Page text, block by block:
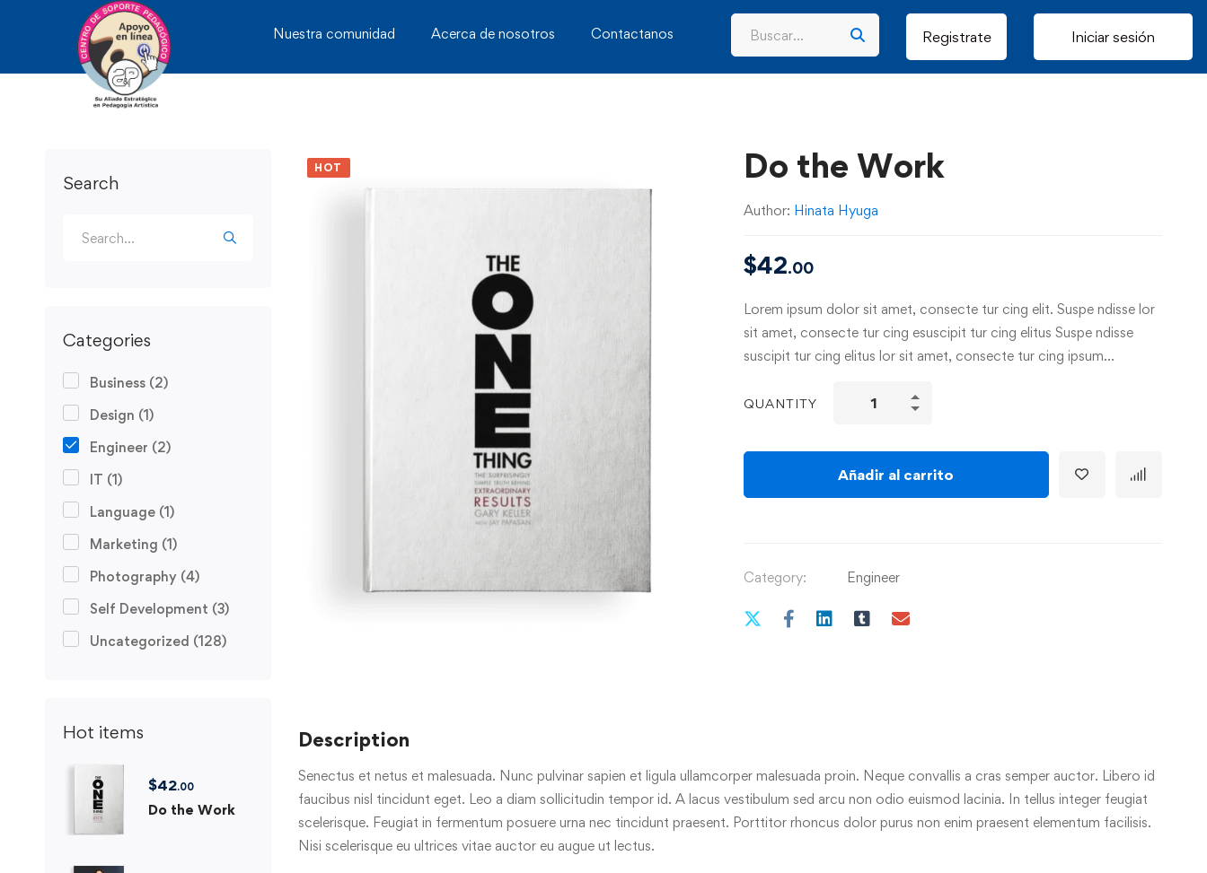
Nuestra comunidad Acerca de nosotros Contactanos Registrate Iniciar sesión
Search
Categories
Business (2)
Design (1)
Engineer (2)
IT (1)
Language (1)
Marketing (1)
Photography (4)
Self Development (3)
Uncategorized (128)
Hot items
$42.00
Do the Work
HOT Do the Work
Author: Hinata Hyuga
$42.00
Lorem ipsum dolor sit amet, consecte tur cing elit. Suspe ndisse lor
sit amet, consecte tur cing esuscipit tur cing elitus Suspe ndisse
suscipit tur cing elitus lor sit amet, consecte tur cing ipsum…
QUANTITY
Añadir al carrito
Category: Engineer
Description
Senectus et netus et malesuada. Nunc pulvinar sapien et ligula ullamcorper malesuada proin. Neque convallis a cras semper auctor. Libero id
faucibus nisl tincidunt eget. Leo a diam sollicitudin tempor id. A lacus vestibulum sed arcu non odio euismod lacinia. In tellus integer feugiat
scelerisque. Feugiat in fermentum posuere urna nec tincidunt praesent. Porttitor rhoncus dolor purus non enim praesent elementum facilisis.
Nisi scelerisque eu ultrices vitae auctor eu augue ut lectus.